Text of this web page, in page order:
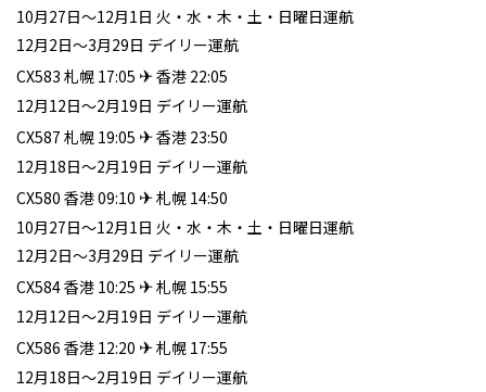
10月27日～12月1日 火・水・木・土・日曜日運航
12月2日～3月29日 デイリー運航
CX583 札幌 17:05 ✈香港 22:05
12月12日～2月19日 デイリー運航
CX587 札幌 19:05 ✈香港 23:50
12月18日～2月19日 デイリー運航
CX580 香港 09:10 ✈札幌 14:50
10月27日～12月1日 火・水・木・土・日曜日運航
12月2日～3月29日 デイリー運航
CX584 香港 10:25 ✈札幌 15:55
12月12日～2月19日 デイリー運航
CX586 香港 12:20 ✈札幌 17:55
12月18日～2月19日 デイリー運航